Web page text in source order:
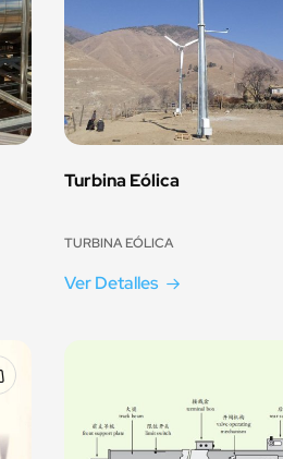
Turbina Eólica
TURBINA EÓLICA
Ver Detalles